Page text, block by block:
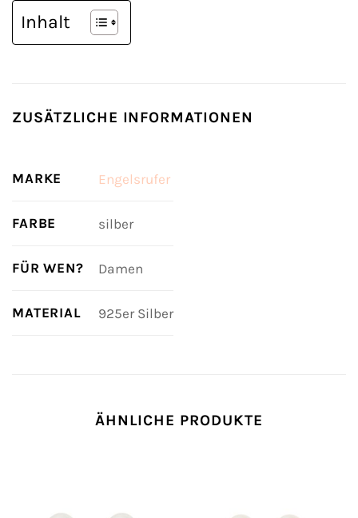
Inhalt
ZUSÄTZLICHE INFORMATIONEN
MARKE Engelsrufer
FARBE silber
FÜR WEN? Damen
MATERIAL 925er Silber
ÄHNLICHE PRODUKTE